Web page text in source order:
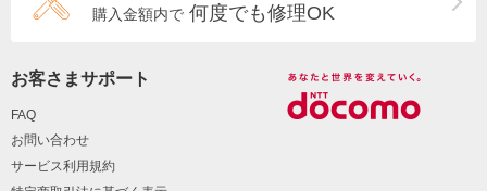
購入金額内で 何度でも修理OK
お客さまサポート
FAQ
お問い合わせ
サービス利用規約